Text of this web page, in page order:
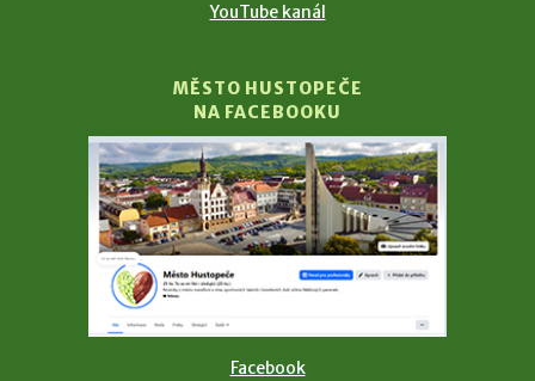
YouTube kanál
MĚSTO HUSTOPEČE
NA FACEBOOKU
Facebook